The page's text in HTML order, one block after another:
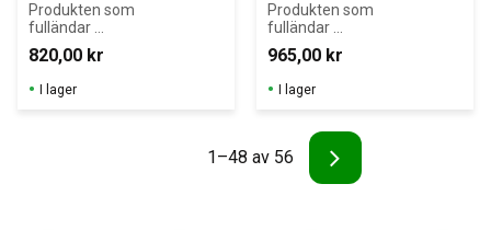
Produkten som
fulländar
principen med
en
klassrumstavla;
krittavla eller
820,00 kr
I lager
Produkten som
fulländar
principen med
en
klassrumstavla;
krittavla eller
Plastic
(återvunnen
plast).
965,00 kr
I lager
1–48 av 56